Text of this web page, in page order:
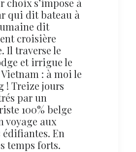
qui dit bateau à
dit
croisière
Il traverse le
et irrigue le
: à moi le
! Treize jours
par un
100% belge
voyage aux
édifiantes. En
temps forts.